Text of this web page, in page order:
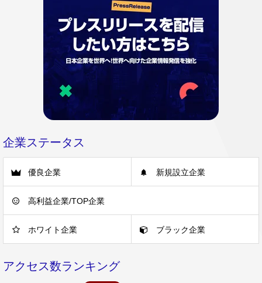
企業ステータス
優良企業 新規設立企業
高利益企業/TOP企業
ホワイト企業 ブラック企業
アクセス数ランキング